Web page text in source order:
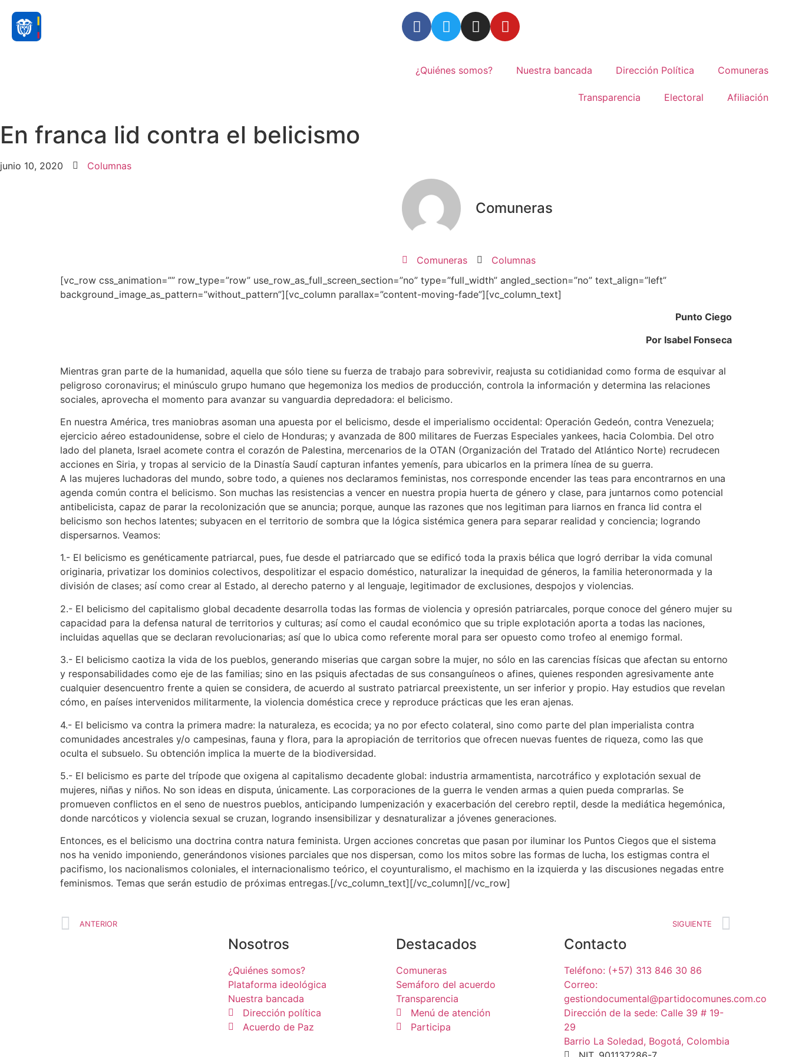
¿Quiénes somos? Nuestra bancada Dirección Política Comuneras
Transparencia Electoral Afiliación
En franca lid contra el belicismo
junio 10, 2020 Columnas
Comuneras
Comuneras
Columnas
[vc_row css_animation=”” row_type=”row” use_row_as_full_screen_section=”no” type=”full_width” angled_section=”no” text_align=”left”
background_image_as_pattern=”without_pattern”][vc_column parallax=”content-moving-fade”][vc_column_text]
Punto Ciego
Por Isabel Fonseca
Mientras gran parte de la humanidad, aquella que sólo tiene su fuerza de trabajo para sobrevivir, reajusta su cotidianidad como forma de esquivar al
peligroso coronavirus; el minúsculo grupo humano que hegemoniza los medios de producción, controla la información y determina las relaciones
sociales, aprovecha el momento para avanzar su vanguardia depredadora: el belicismo.
En nuestra América, tres maniobras asoman una apuesta por el belicismo, desde el imperialismo occidental: Operación Gedeón, contra Venezuela;
ejercicio aéreo estadounidense, sobre el cielo de Honduras; y avanzada de 800 militares de Fuerzas Especiales yankees, hacia Colombia. Del otro
lado del planeta, Israel acomete contra el corazón de Palestina, mercenarios de la OTAN (Organización del Tratado del Atlántico Norte) recrudecen
acciones en Siria, y tropas al servicio de la Dinastía Saudí capturan infantes yemenís, para ubicarlos en la primera línea de su guerra.
A las mujeres luchadoras del mundo, sobre todo, a quienes nos declaramos feministas, nos corresponde encender las teas para encontrarnos en una
agenda común contra el belicismo. Son muchas las resistencias a vencer en nuestra propia huerta de género y clase, para juntarnos como potencial
antibelicista, capaz de parar la recolonización que se anuncia; porque, aunque las razones que nos legitiman para liarnos en franca lid contra el
belicismo son hechos latentes; subyacen en el territorio de sombra que la lógica sistémica genera para separar realidad y conciencia; logrando
dispersarnos. Veamos:
1.- El belicismo es genéticamente patriarcal, pues, fue desde el patriarcado que se edificó toda la praxis bélica que logró derribar la vida comunal
originaria, privatizar los dominios colectivos, despolitizar el espacio doméstico, naturalizar la inequidad de géneros, la familia heteronormada y la
división de clases; así como crear al Estado, al derecho paterno y al lenguaje, legitimador de exclusiones, despojos y violencias.
2.- El belicismo del capitalismo global decadente desarrolla todas las formas de violencia y opresión patriarcales, porque conoce del género mujer su
capacidad para la defensa natural de territorios y culturas; así como el caudal económico que su triple explotación aporta a todas las naciones,
incluidas aquellas que se declaran revolucionarias; así que lo ubica como referente moral para ser opuesto como trofeo al enemigo formal.
3.- El belicismo caotiza la vida de los pueblos, generando miserias que cargan sobre la mujer, no sólo en las carencias físicas que afectan su entorno
y responsabilidades como eje de las familias; sino en las psiquis afectadas de sus consanguíneos o afines, quienes responden agresivamente ante
cualquier desencuentro frente a quien se considera, de acuerdo al sustrato patriarcal preexistente, un ser inferior y propio. Hay estudios que revelan
cómo, en países intervenidos militarmente, la violencia doméstica crece y reproduce prácticas que les eran ajenas.
4.- El belicismo va contra la primera madre: la naturaleza, es ecocida; ya no por efecto colateral, sino como parte del plan imperialista contra
comunidades ancestrales y/o campesinas, fauna y flora, para la apropiación de territorios que ofrecen nuevas fuentes de riqueza, como las que
oculta el subsuelo. Su obtención implica la muerte de la biodiversidad.
5.- El belicismo es parte del trípode que oxigena al capitalismo decadente global: industria armamentista, narcotráfico y explotación sexual de
mujeres, niñas y niños. No son ideas en disputa, únicamente. Las corporaciones de la guerra le venden armas a quien pueda comprarlas. Se
promueven conflictos en el seno de nuestros pueblos, anticipando lumpenización y exacerbación del cerebro reptil, desde la mediática hegemónica,
donde narcóticos y violencia sexual se cruzan, logrando insensibilizar y desnaturalizar a jóvenes generaciones.
Entonces, es el belicismo una doctrina contra natura feminista. Urgen acciones concretas que pasan por iluminar los Puntos Ciegos que el sistema
nos ha venido imponiendo, generándonos visiones parciales que nos dispersan, como los mitos sobre las formas de lucha, los estigmas contra el
pacifismo, los nacionalismos coloniales, el internacionalismo teórico, el coyunturalismo, el machismo en la izquierda y las discusiones negadas entre
feminismos. Temas que serán estudio de próximas entregas.[/vc_column_text][/vc_column][/vc_row]
ANTERIOR SIGUIENTE
Nosotros
¿Quiénes somos?
Plataforma ideológica
Nuestra bancada
Dirección política
Acuerdo de Paz
Destacados
Comuneras
Semáforo del acuerdo
Transparencia
Menú de atención
Participa
Contacto
Teléfono: (+57) 313 846 30 86
Correo:
gestiondocumental@partidocomunes.com.co
Dirección de la sede: Calle 39 # 19-
29
Barrio La Soledad, Bogotá, Colombia